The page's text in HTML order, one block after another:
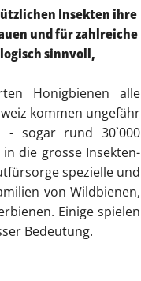
Insekten ihre
und für zahlreiche
sinnvoll,
Honigbienen alle
kommen ungefähr
sogar rund 30`000
die grosse Insekten-
spezielle und
von Wildbienen,
Einige spielen
Bedeutung.